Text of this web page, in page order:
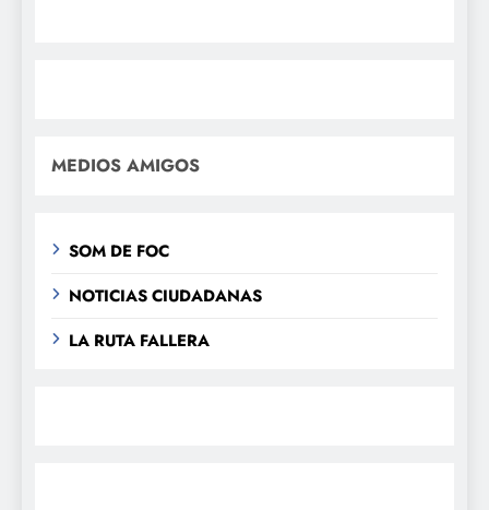
MEDIOS AMIGOS
SOM DE FOC
NOTICIAS CIUDADANAS
LA RUTA FALLERA